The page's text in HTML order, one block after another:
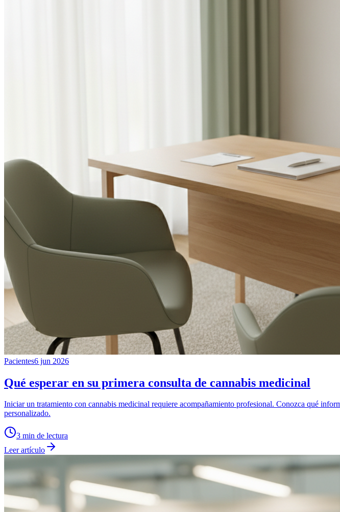
Pacientes6 jun 2026
Qué esperar en su primera consulta de cannabis medicinal
Iniciar un tratamiento con cannabis medicinal requiere acompañamiento profesional. Conozca qué
personalizado.
3 min de lectura
Leer artículo